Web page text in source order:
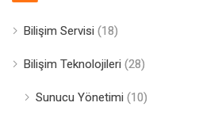
Bilişim Servisi (18)
Bilişim Teknolojileri (28)
Sunucu Yönetimi (10)